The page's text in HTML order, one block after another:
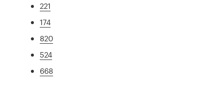
221
174
820
524
668